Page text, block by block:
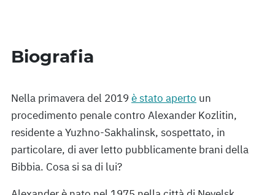
Biografia
Nella primavera del 2019 è stato aperto un
procedimento penale contro Alexander Kozlitin,
residente a Yuzhno-Sakhalinsk, sospettato, in
particolare, di aver letto pubblicamente brani della
Bibbia. Cosa si sa di lui?